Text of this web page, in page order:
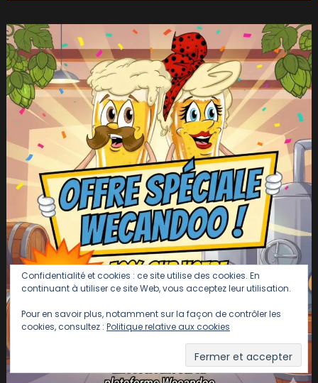
Confidentialité et cookies : ce site utilise des cookies. En
continuant à utiliser ce site Web, vous acceptez leur utilisation.
Pour en savoir plus, notamment sur la façon de contrôler les
cookies, consultez : Politique relative aux cookies